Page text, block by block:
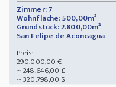
Zimmer: 7
Wohnfläche: 500,00m²
Grundstück: 2.800,00m²
San Felipe de Aconcagua
Preis:
290.000,00 €
~ 248.646,00 £
~ 320.798,00 $